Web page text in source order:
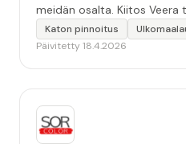
meidän osalta. Kiitos Veera
työstä, sekä ystävällisestä
Katon pinnoitus
Päivitetty 18.4.2026